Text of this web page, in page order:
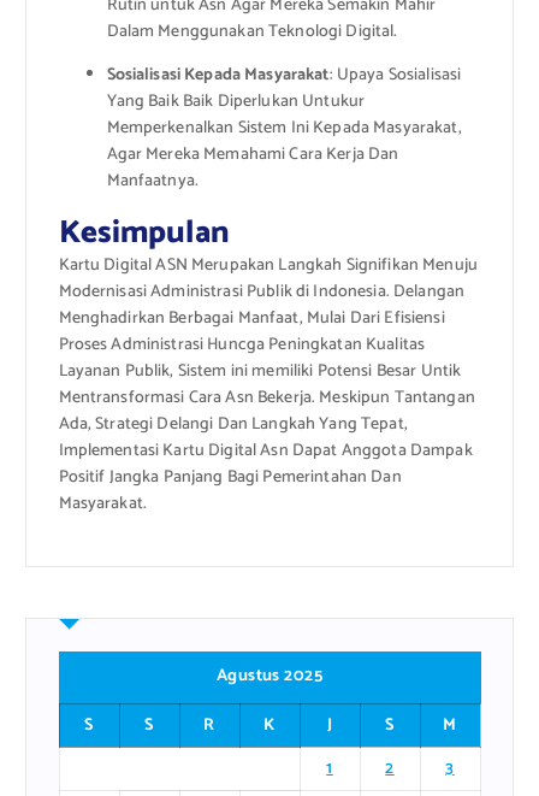
Rutin untuk Asn Agar Mereka Semakin Mahir
Dalam Menggunakan Teknologi Digital.
Sosialisasi Kepada Masyarakat: Upaya Sosialisasi
Yang Baik Baik Diperlukan Untukur
Memperkenalkan Sistem Ini Kepada Masyarakat,
Agar Mereka Memahami Cara Kerja Dan
Manfaatnya.
Kesimpulan
Kartu Digital ASN Merupakan Langkah Signifikan Menuju
Modernisasi Administrasi Publik di Indonesia. Delangan
Menghadirkan Berbagai Manfaat, Mulai Dari Efisiensi
Proses Administrasi Huncga Peningkatan Kualitas
Layanan Publik, Sistem ini memiliki Potensi Besar Untik
Mentransformasi Cara Asn Bekerja. Meskipun Tantangan
Ada, Strategi Delangi Dan Langkah Yang Tepat,
Implementasi Kartu Digital Asn Dapat Anggota Dampak
Positif Jangka Panjang Bagi Pemerintahan Dan
Masyarakat.
Agustus 2025
S
S R K J S
M
1
2
3